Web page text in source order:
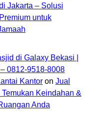
Jakarta – Solusi
untuk
di Galaxy Bekasi |
0812-9518-8008
Kantor on Jual
Keindahan &
Anda